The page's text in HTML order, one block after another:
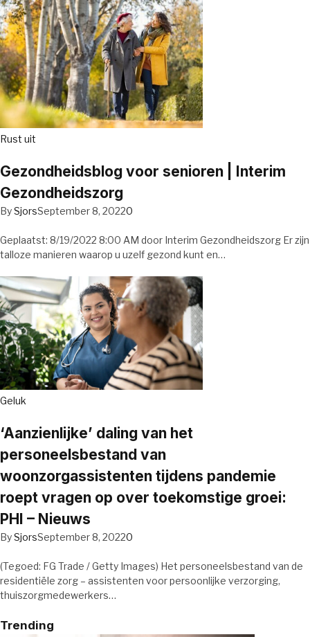
Rust uit
Gezondheidsblog voor senioren | Interim
Gezondheidszorg
BySjorsSeptember 8, 20220
Geplaatst: 8/19/2022 8:00 AM door Interim Gezondheidszorg Er zijn
talloze manieren waarop u uzelf gezond kunt en…
Geluk
‘Aanzienlijke’ daling van het
personeelsbestand van
woonzorgassistenten tijdens pandemie
roept vragen op over toekomstige groei:
PHI – Nieuws
BySjorsSeptember 8, 20220
(Tegoed: FG Trade / Getty Images) Het personeelsbestand van de
residentiële zorg – assistenten voor persoonlijke verzorging,
thuiszorgmedewerkers…
Trending